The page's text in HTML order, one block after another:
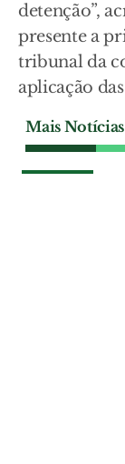
detenção”,
presente a
tribunal da
aplicação
Mais Notícias